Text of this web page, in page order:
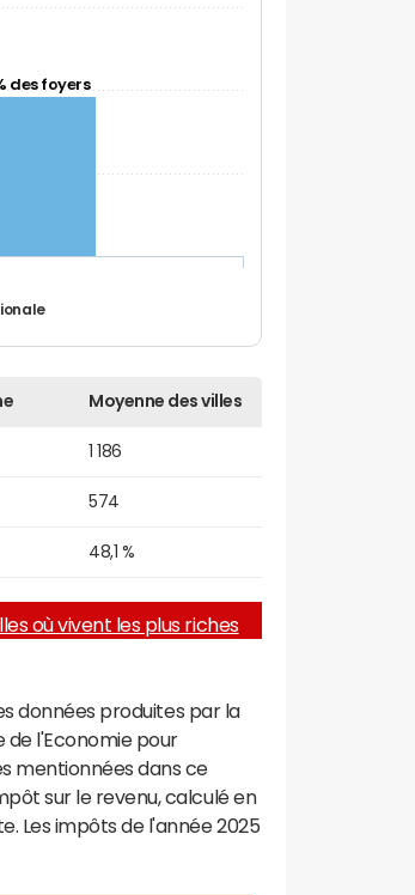
des foyers
Moyenne des villes
1 186
574
48,1 %
où vivent les plus riches
données produites par la
de l'Economie pour
mentionnées dans ce
sur le revenu, calculé en
Les impôts de l'année 2025